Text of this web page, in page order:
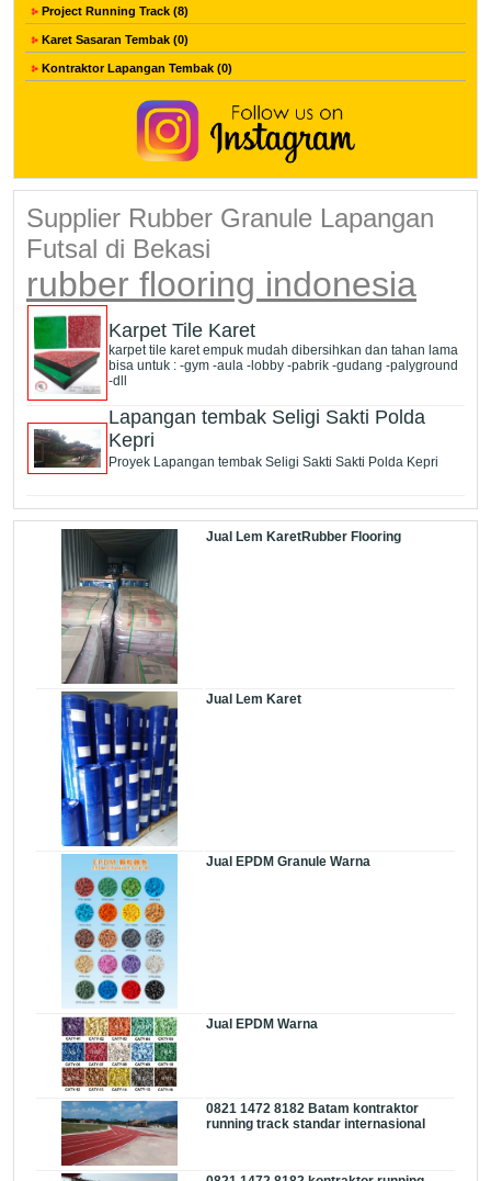
Project Running Track (8)
Karet Sasaran Tembak (0)
Kontraktor Lapangan Tembak (0)
Supplier Rubber Granule Lapangan
Futsal di Bekasi
rubber flooring indonesia
Karpet Tile Karet
karpet tile karet empuk mudah dibersihkan dan tahan lama
bisa untuk : -gym -aula -lobby -pabrik -gudang -palyground
-dll
Lapangan tembak Seligi Sakti Polda
Kepri
Proyek Lapangan tembak Seligi Sakti Sakti Polda Kepri
Jual Lem KaretRubber Flooring
Jual Lem Karet
Jual EPDM Granule Warna
Jual EPDM Warna
0821 1472 8182 Batam kontraktor
running track standar internasional